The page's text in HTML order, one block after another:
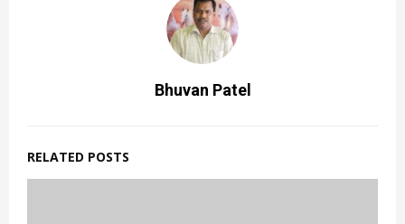
Bhuvan Patel
RELATED POSTS